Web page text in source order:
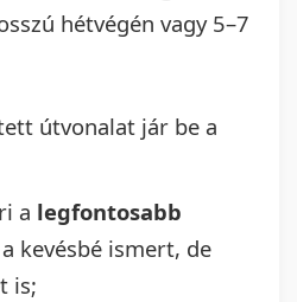
hétvégén vagy 5–7
útvonalat jár be a
a legfontosabb
kevésbé ismert, de
is;